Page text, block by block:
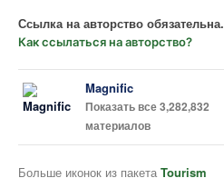
Ссылка на авторство обязательна.
Как ссылаться на авторство?
Magnific
Показать все 3,282,832
материалов
Больше иконок из пакета Tourism